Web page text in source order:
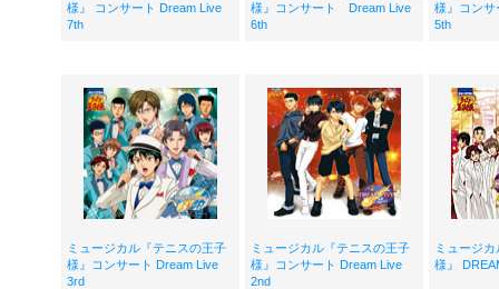
様』 コンサート Dream Live
7th
様』コンサート Dream Live
6th
様』コン
5th
ミュージカル『テニスの王子
様』コンサート Dream Live
3rd
ミュージカル『テニスの王子
様』コンサート Dream Live
2nd
ミュージ
様』